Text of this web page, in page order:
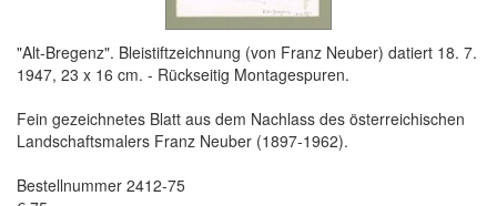
"Alt-Bregenz". Bleistiftzeichnung (von Franz Neuber) datiert 18. 7.
1947, 23 x 16 cm. - Rückseitig Montagespuren.
Fein gezeichnetes Blatt aus dem Nachlass des österreichischen
Landschaftsmalers Franz Neuber (1897-1962).
Bestellnummer 2412-75